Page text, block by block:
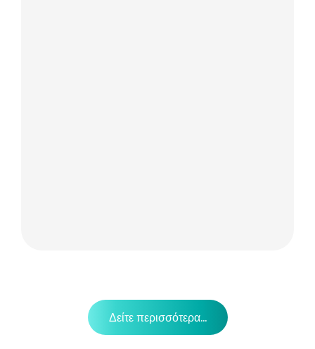
Δείτε περισσότερα...